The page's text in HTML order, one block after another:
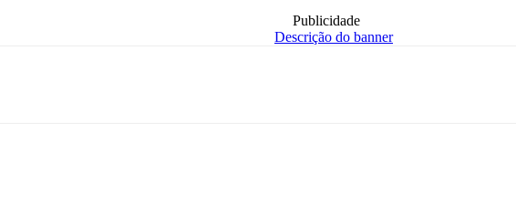
Publicidade